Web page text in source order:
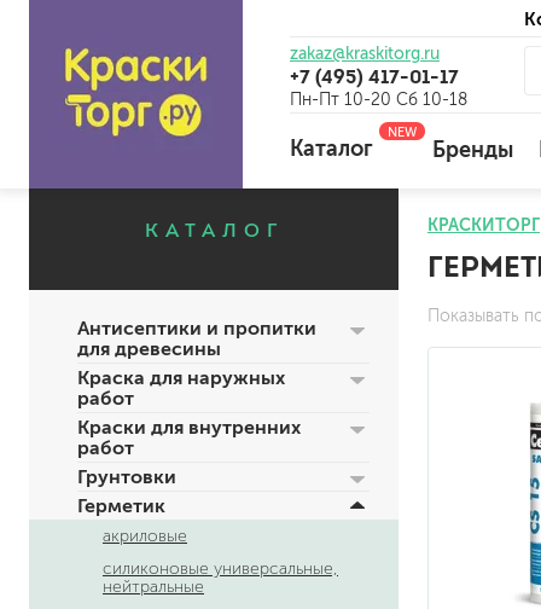
zakaz@kraskitorg.ru
+7 (495) 417-01-17
Пн-Пт 10-20 Сб 10-18
Каталог
NEW
для наружных работ
для внутренних работ
универсальные
отбеливающие
универсальные
бетоноконтакт и для
Бренды
КАТАЛОГ
Антисептики и пропитки
для древесины
Краска для наружных
работ
Краски для внутренних
работ
Грунтовки
Герметик
акриловые
силиконовые универсальные,
нейтральные
КРАСКИТОРГ
Показывать